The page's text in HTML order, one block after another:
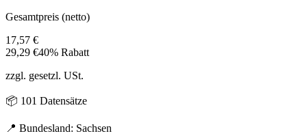
Gesamtpreis (netto)
17,57 €
29,29 €40% Rabatt
zzgl. gesetzl. USt.
📦 101 Datensätze
📍 Bundesland: Sachsen